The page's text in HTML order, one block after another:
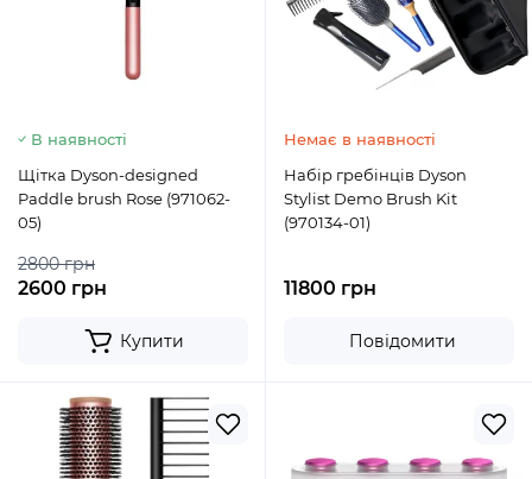
В наявності
Щітка Dyson-designed
Paddle brush Rose (971062-
05)
2800 грн
2600 грн
Купити
Немає в наявності
Набір гребінців Dyson
Stylist Demo Brush Kit
(970134-01)
11800 грн
Повідомити